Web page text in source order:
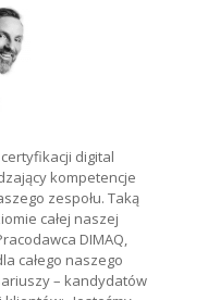
digital
kompetencje
zespołu. Taką
całej naszej
DIMAQ,
całego naszego
– kandydatów